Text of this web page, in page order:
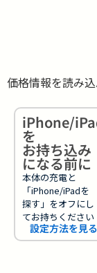
価格情報を読み
iPhone/
を
お持ち込み
になる前に
本体の充電と
「iPhone/iPadを
探す」をオフにし
てお持ちください
設定方法を見る